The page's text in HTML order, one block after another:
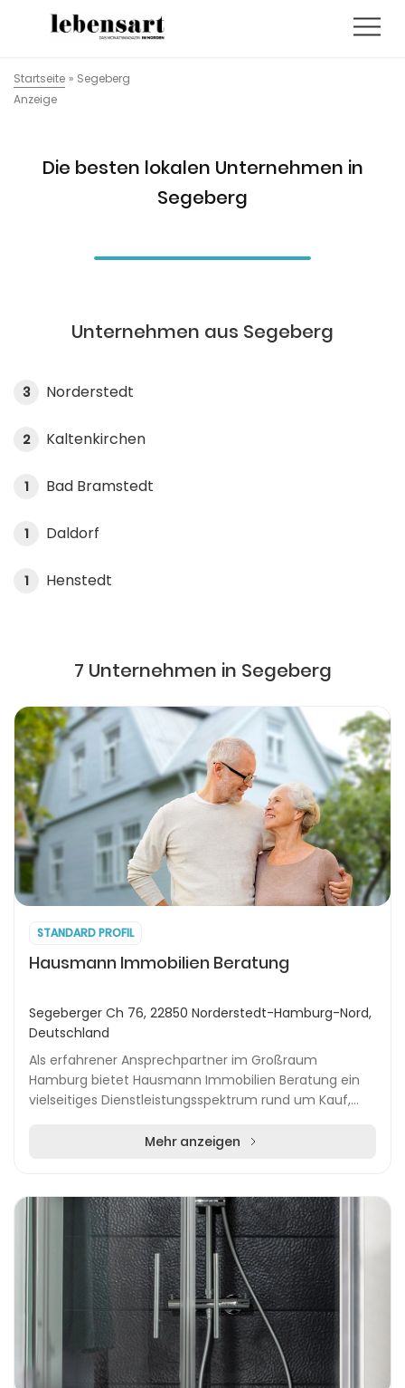
Startseite » Segeberg
Anzeige
Die besten lokalen Unternehmen in
Segeberg
Unternehmen aus Segeberg
3 Norderstedt
2 Kaltenkirchen
1 Bad Bramstedt
1 Daldorf
1 Henstedt
7 Unternehmen in Segeberg
STANDARD PROFIL
Hausmann Immobilien Beratung
Segeberger Ch 76, 22850 Norderstedt-Hamburg-Nord,
Deutschland
Als erfahrener Ansprechpartner im Großraum
Hamburg bietet Hausmann Immobilien Beratung ein
vielseitiges Dienstleistungsspektrum rund um Kauf,
Mehr anzeigen